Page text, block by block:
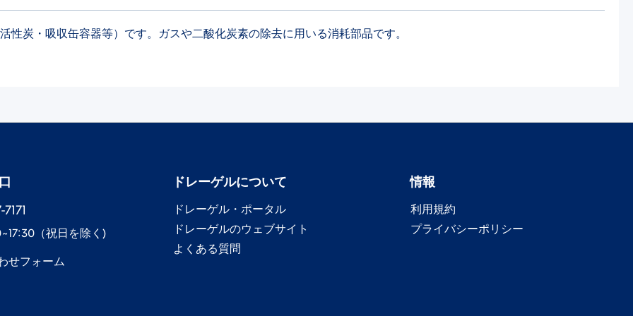
炭・吸収缶容器等）です。ガスや二酸化炭素の除去に用いる消耗部品です。
（祝日を除く)
せフォーム
ドレーゲル​について
ドレーゲル​・ポータル
ドレーゲル​のウェブサイト
よくある質問
情報
利用規約
プライバシーポリシー